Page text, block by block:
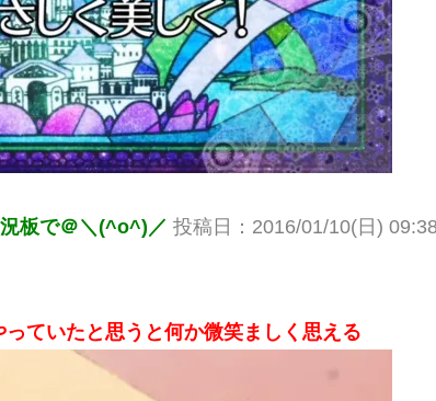
板で＠＼(^o^)／ 投稿日：2016/01/10(日)
ていたと思うと何か微笑ましく思える